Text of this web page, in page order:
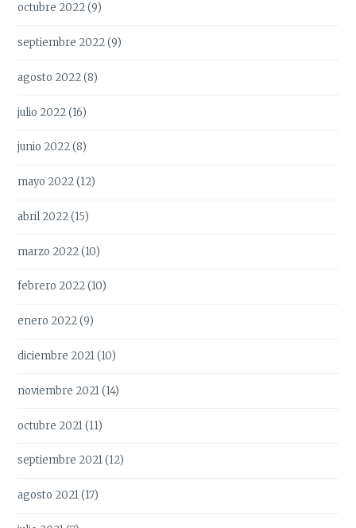
octubre 2022(9)
septiembre 2022(9)
agosto 2022(8)
julio 2022(16)
junio 2022(8)
mayo 2022(12)
abril 2022(15)
marzo 2022(10)
febrero 2022(10)
enero 2022(9)
diciembre 2021(10)
noviembre 2021(14)
octubre 2021(11)
septiembre 2021(12)
agosto 2021(17)